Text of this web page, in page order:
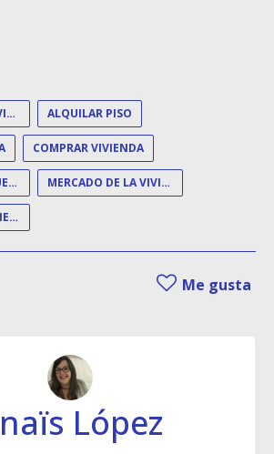
ACCEDER A UNA VIVIENDA EN PROPIEDAD ALQUILAR PISO
COMPRAR VIVIENDA
INQUILINOS NO PUEDEN COMPRAR MERCADO DE LA VIVIENDA
VIVIENDA EN PROPIEDAD
Me gusta
López